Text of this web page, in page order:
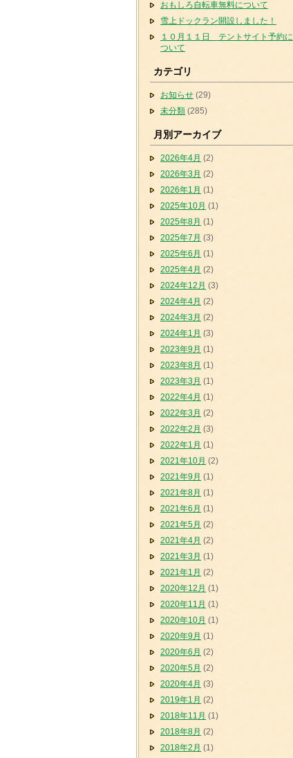
おもしろ自転車無料について
雪上ドックラン開設しました！
１０月１１日 テントサイト予約に
ついて
カテゴリ
お知らせ (29)
未分類 (285)
月別アーカイブ
2026年4月 (2)
2026年3月 (2)
2026年1月 (1)
2025年10月 (1)
2025年8月 (1)
2025年7月 (3)
2025年6月 (1)
2025年4月 (2)
2024年12月 (3)
2024年4月 (2)
2024年3月 (2)
2024年1月 (3)
2023年9月 (1)
2023年8月 (1)
2023年3月 (1)
2022年4月 (1)
2022年3月 (2)
2022年2月 (3)
2022年1月 (1)
2021年10月 (2)
2021年9月 (1)
2021年8月 (1)
2021年6月 (1)
2021年5月 (2)
2021年4月 (2)
2021年3月 (1)
2021年1月 (2)
2020年12月 (1)
2020年11月 (1)
2020年10月 (1)
2020年9月 (1)
2020年6月 (2)
2020年5月 (2)
2020年4月 (3)
2019年1月 (2)
2018年11月 (1)
2018年8月 (2)
2018年2月 (1)